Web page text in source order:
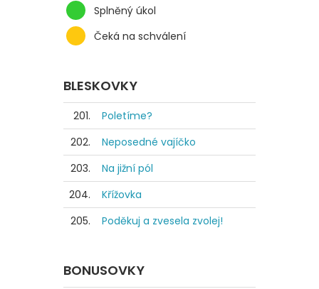
Splněný úkol
Čeká na schválení
BLESKOVKY
201.
Poletíme?
202.
Neposedné vajíčko
203.
Na jižní pól
204.
Křížovka
205.
Poděkuj a zvesela zvolej!
BONUSOVKY